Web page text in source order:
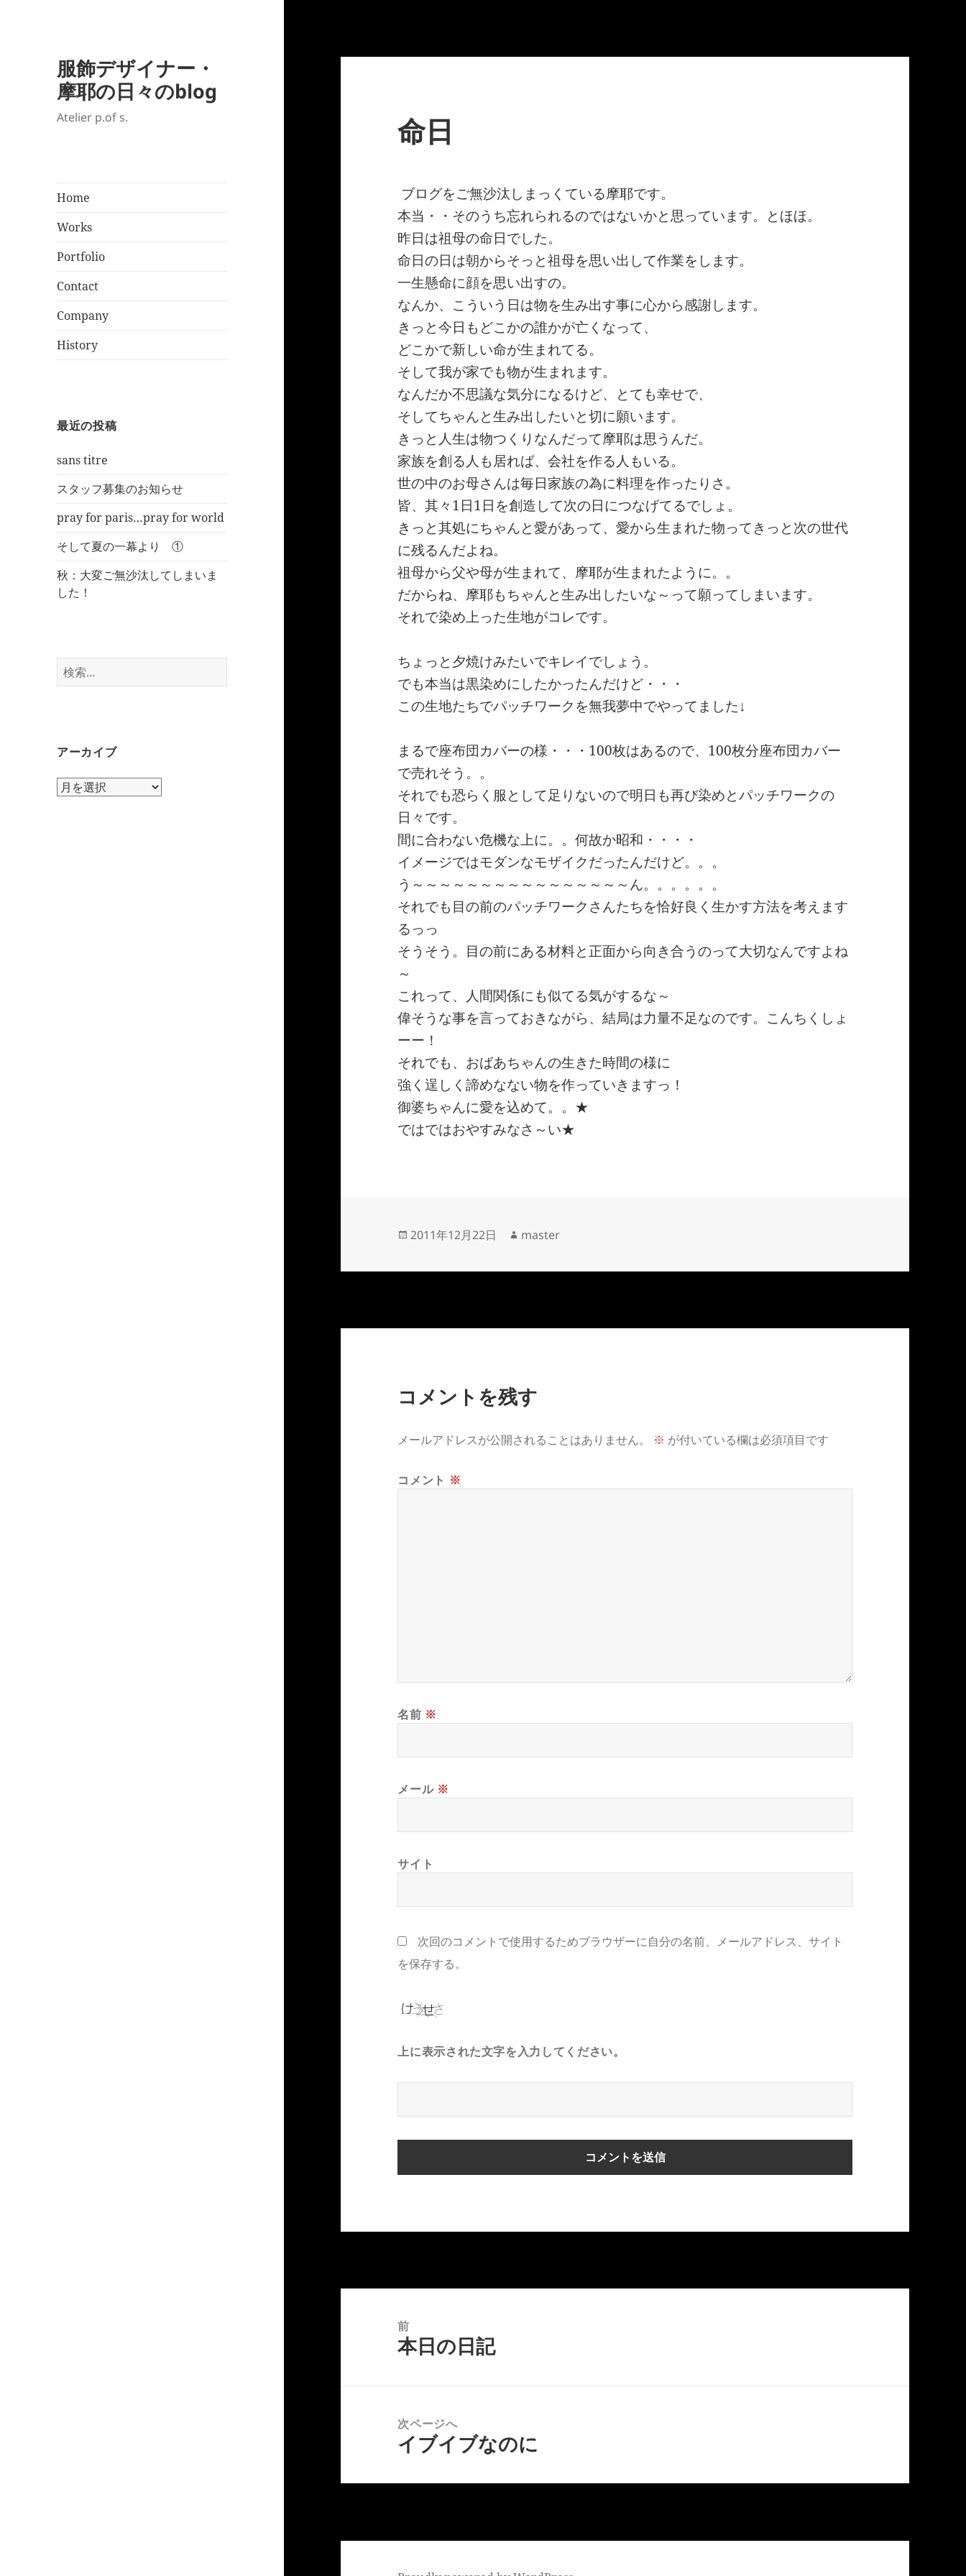
服飾デザイナー・
摩耶の日々のblog
Atelier p.of s.
Home
Works
Portfolio
Contact
Company
History
最近の投稿
sans titre
スタッフ募集のお知らせ
pray for paris…pray for world
そして夏の一幕より ①
秋：大変ご無沙汰してしまいま
した！
検
索:
アーカイブ
ア
命日
ブログをご無沙汰しまっくている摩耶です。
本当・・そのうち忘れられるのではないかと思っています。とほほ。
昨日は祖母の命日でした。
命日の日は朝からそっと祖母を思い出して作業をします。
一生懸命に顔を思い出すの。
なんか、こういう日は物を生み出す事に心から感謝します。
きっと今日もどこかの誰かが亡くなって、
どこかで新しい命が生まれてる。
そして我が家でも物が生まれます。
なんだか不思議な気分になるけど、とても幸せで、
そしてちゃんと生み出したいと切に願います。
きっと人生は物つくりなんだって摩耶は思うんだ。
家族を創る人も居れば、会社を作る人もいる。
世の中のお母さんは毎日家族の為に料理を作ったりさ。
皆、其々1日1日を創造して次の日につなげてるでしょ。
きっと其処にちゃんと愛があって、愛から生まれた物ってきっと次の世代
に残るんだよね。
祖母から父や母が生まれて、摩耶が生まれたように。。
だからね、摩耶もちゃんと生み出したいな～って願ってしまいます。
それで染め上った生地がコレです。
ちょっと夕焼けみたいでキレイでしょう。
でも本当は黒染めにしたかったんだけど・・・
この生地たちでパッチワークを無我夢中でやってました↓
まるで座布団カバーの様・・・100枚はあるので、100枚分座布団カバー
で売れそう。。
それでも恐らく服として足りないので明日も再び染めとパッチワークの
日々です。
間に合わない危機な上に。。何故か昭和・・・・
イメージではモダンなモザイクだったんだけど。。。
う～～～～～～～～～～～～～～～～ん。。。。。。
それでも目の前のパッチワークさんたちを恰好良く生かす方法を考えます
るっっ
そうそう。目の前にある材料と正面から向き合うのって大切なんですよね
～
これって、人間関係にも似てる気がするな～
偉そうな事を言っておきながら、結局は力量不足なのです。こんちくしょ
ーー！
それでも、おばあちゃんの生きた時間の様に
強く逞しく諦めなない物を作っていきますっ！
御婆ちゃんに愛を込めて。。★
ではではおやすみなさ～い★
投
日:
2011年12月22日
作
者
master
コメントを残す
メールアドレスが公開されることはありません。 ※ が付いている欄は必須項目です
コメント ※
名前 ※
メール ※
サイト
次回のコメントで使用するためブラウザーに自分の名前、メールアドレス、サイト
を保存する。
上に表示された文字を入力してください。
前
前
本日の日記
次ページへ
次
投
イブイブなのに